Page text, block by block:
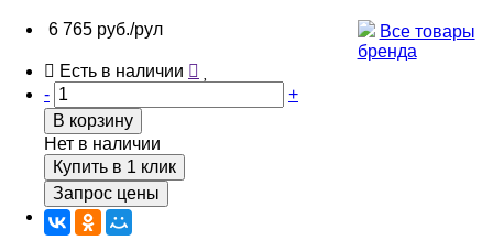
6 765 руб./рул
Все товары
бренда
Есть в наличии
-
+
В корзину
Нет в наличии
Купить в 1 клик
Запрос цены